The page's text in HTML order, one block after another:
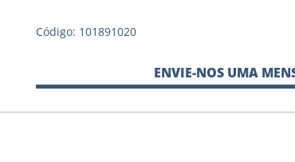
Código: 101891020
ENVIE-NOS UMA